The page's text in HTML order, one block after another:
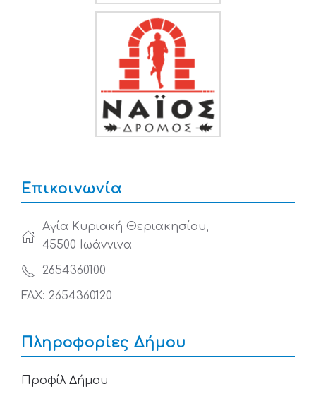
Επικοινωνία
Αγία Κυριακή Θεριακησίου,
45500 Ιωάννινα
2654360100
FAX: 2654360120
Πληροφορίες Δήμου
Προφίλ Δήμου